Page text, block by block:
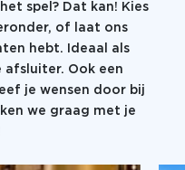
spel? Dat kan! Kies
of laat ons
hebt. Ideaal als
Ook een
je wensen door bij
we graag met je